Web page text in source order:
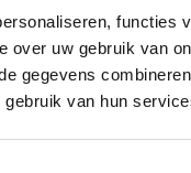
functies
over uw gebruik van
gegevens
van hun